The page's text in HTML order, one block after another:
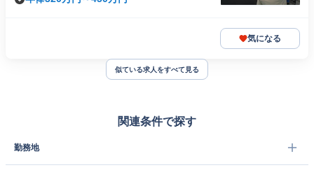
気になる
似ている求人をすべて見る
関連条件で探す
勤務地